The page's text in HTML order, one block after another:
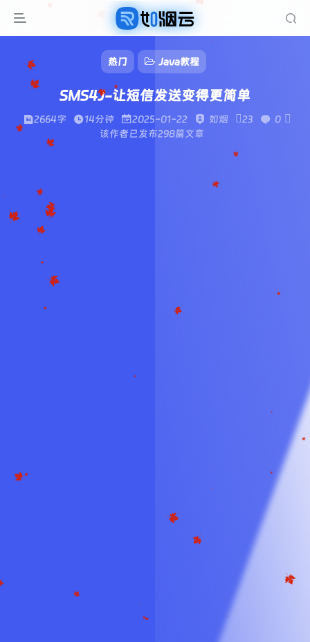
热门 Java教程
SMS4J-让短信发送变得更简单
2664字 14分钟 2025-01-22 如烟 23
0
该作者已发布298篇文章